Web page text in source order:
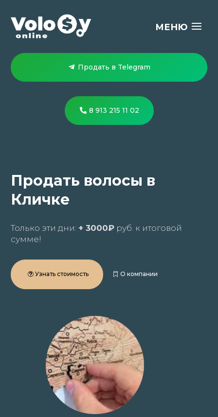
Продать в Telegram
8 913 215 11 02
Продать волосы в
Кличке
Только эти дни: + 3000₽ руб. к итоговой
сумме!
Узнать стоимость О компании